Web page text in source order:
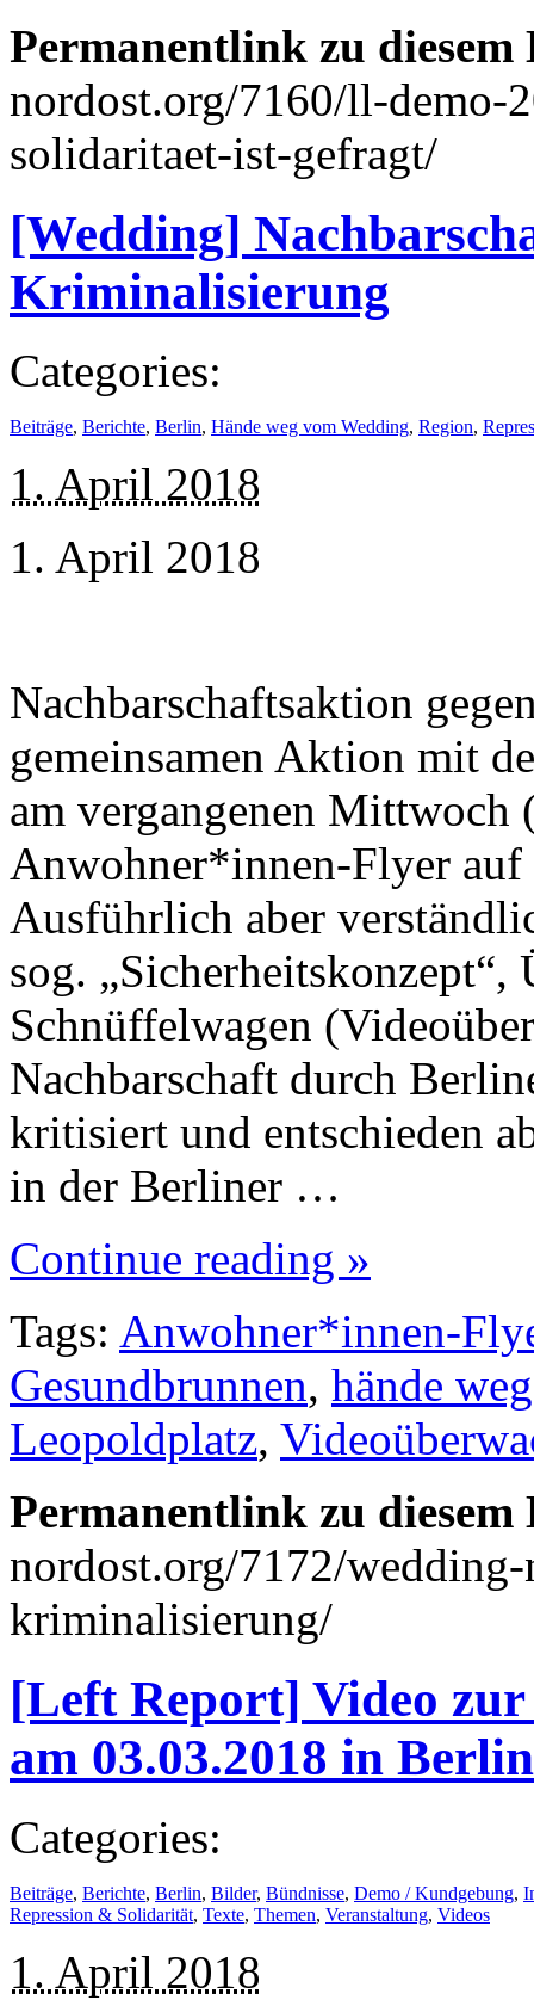
Permanentlink zu
nordost.org/7160/ll-demo-
solidaritaet-ist-gefragt/
[Wedding]
Kriminalisierung
Categories:
Beiträge, Berichte, Berlin, Hände weg vom Wedding, Region,
1. April 2018
1. April 2018
Nachbarschaftsaktion
gemeinsamen Aktion mit
am vergangenen Mittwoch
Anwohner*innen-Flyer
Ausführlich aber
sog.
Schnüffelwagen
Nachbarschaft durch
kritisiert und entschieden
in der Berliner …
Continue reading »
Tags: Anwohner*innen-
Gesundbrunnen, hände
Leopoldplatz,
Permanentlink zu
nordost.org/7172/
kriminalisierung/
[Left Report] Video
am 03.03.2018 in Berlin
Categories:
Beiträge, Berichte, Berlin, Bilder, Bündnisse, Demo / Kundgebung,
Repression & Solidarität, Texte, Themen, Veranstaltung, Videos
1. April 2018